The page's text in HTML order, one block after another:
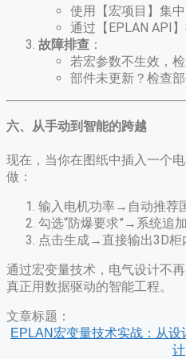
使用【宏项目】集
通过【EPLAN API
故障排查 ​：
若宏参数不生效，
部件未更新？检查
六、从手动到智能的跨越
现在，当你在图纸中插入一个
做：
输入电机功率→自动推荐
勾选“防爆要求”→系统追
点击生成→直接输出3D柜
通过宏变量技术，电气设计不
真正用数据驱动的智能工程。
文章标题：
EPLAN宏变量技术实战：从
计